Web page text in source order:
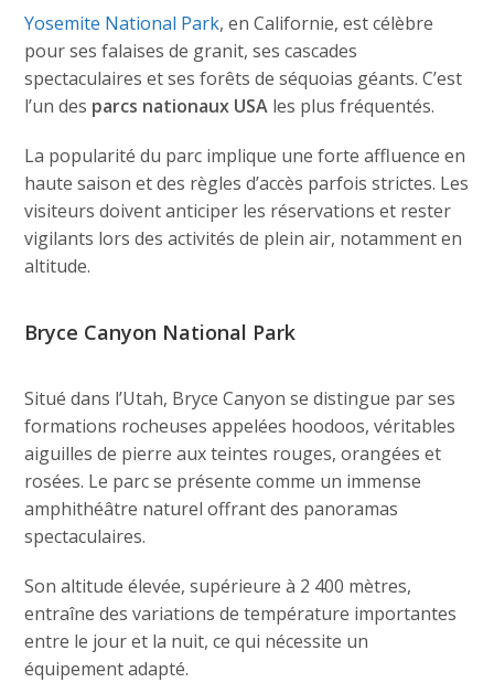
Yosemite National Park, en Californie, est célèbre
pour ses falaises de granit, ses cascades
spectaculaires et ses forêts de séquoias géants. C’est
l’un des parcs nationaux USA les plus fréquentés.
La popularité du parc implique une forte affluence en
haute saison et des règles d’accès parfois strictes. Les
visiteurs doivent anticiper les réservations et rester
vigilants lors des activités de plein air, notamment en
altitude.
Bryce Canyon National Park
Situé dans l’Utah, Bryce Canyon se distingue par ses
formations rocheuses appelées hoodoos, véritables
aiguilles de pierre aux teintes rouges, orangées et
rosées. Le parc se présente comme un immense
amphithéâtre naturel offrant des panoramas
spectaculaires.
Son altitude élevée, supérieure à 2 400 mètres,
entraîne des variations de température importantes
entre le jour et la nuit, ce qui nécessite un
équipement adapté.